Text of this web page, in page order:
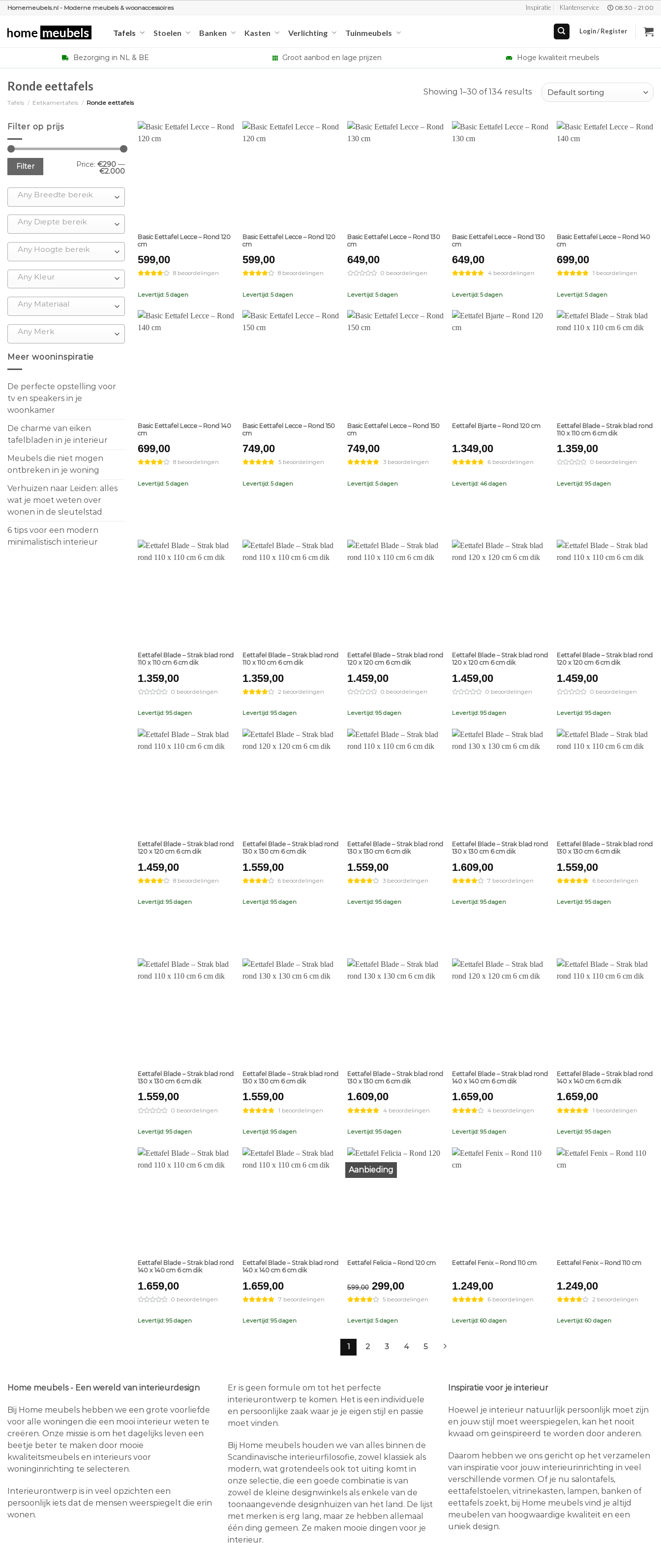
Ga
inhoud
Homemeubels.nl - Moderne meubels & woonaccessoires Inspiratie Klantenservice 08:30 - 21:00
Tafels Stoelen Banken Kasten Verlichting Tuinmeubels Login / Register
Bezorging in NL & BE Groot aanbod en lage prijzen Hoge kwaliteit meubels
Ronde eettafels
Tafels / Eetkamertafels / Ronde eettafels
Showing 1–30 of 134 results
Filter op prijs
Min
price
Max
priceFilter Price: €290—
€2.000
Any Breedte bereik
Any Diepte bereik
Any Hoogte bereik
Any Kleur
Any Materiaal
Any Merk
Meer wooninspiratie
De perfecte opstelling voor
tv en speakers in je
woonkamer
De charme van eiken
tafelbladen in je interieur
Meubels die niet mogen
ontbreken in je woning
Verhuizen naar Leiden: alles
wat je moet weten over
wonen in de sleutelstad
6 tips voor een modern
minimalistisch interieur
Basic Eettafel Lecce – Rond 120
cm
599,00
8 beoordelingen
Levertijd: 5 dagen
Basic Eettafel Lecce – Rond 120
cm
599,00
8 beoordelingen
Levertijd: 5 dagen
Basic Eettafel Lecce – Rond 130
cm
649,00
0 beoordelingen
Levertijd: 5 dagen
Basic Eettafel Lecce – Rond 130
cm
649,00
4 beoordelingen
Levertijd: 5 dagen
Basic Eettafel Lecce – Rond 140
cm
699,00
1 beoordelingen
Levertijd: 5 dagen
Basic Eettafel Lecce – Rond 140
cm
699,00
8 beoordelingen
Levertijd: 5 dagen
Basic Eettafel Lecce – Rond 150
cm
749,00
5 beoordelingen
Levertijd: 5 dagen
Basic Eettafel Lecce – Rond 150
cm
749,00
3 beoordelingen
Levertijd: 5 dagen
Eettafel Bjarte – Rond 120 cm
1.349,00
6 beoordelingen
Levertijd: 46 dagen
Eettafel Blade – Strak blad rond
110 x 110 cm 6 cm dik
1.359,00
0 beoordelingen
Levertijd: 95 dagen
Eettafel Blade – Strak blad rond
110 x 110 cm 6 cm dik
1.359,00
0 beoordelingen
Levertijd: 95 dagen
Eettafel Blade – Strak blad rond
110 x 110 cm 6 cm dik
1.359,00
2 beoordelingen
Levertijd: 95 dagen
Eettafel Blade – Strak blad rond
120 x 120 cm 6 cm dik
1.459,00
0 beoordelingen
Levertijd: 95 dagen
Eettafel Blade – Strak blad rond
120 x 120 cm 6 cm dik
1.459,00
0 beoordelingen
Levertijd: 95 dagen
Eettafel Blade – Strak blad rond
120 x 120 cm 6 cm dik
1.459,00
0 beoordelingen
Levertijd: 95 dagen
Eettafel Blade – Strak blad rond
120 x 120 cm 6 cm dik
1.459,00
8 beoordelingen
Levertijd: 95 dagen
Eettafel Blade – Strak blad rond
130 x 130 cm 6 cm dik
1.559,00
6 beoordelingen
Levertijd: 95 dagen
Eettafel Blade – Strak blad rond
130 x 130 cm 6 cm dik
1.559,00
3 beoordelingen
Levertijd: 95 dagen
Eettafel Blade – Strak blad rond
130 x 130 cm 6 cm dik
1.609,00
7 beoordelingen
Levertijd: 95 dagen
Eettafel Blade – Strak blad rond
130 x 130 cm 6 cm dik
1.559,00
6 beoordelingen
Levertijd: 95 dagen
Eettafel Blade – Strak blad rond
130 x 130 cm 6 cm dik
1.559,00
0 beoordelingen
Levertijd: 95 dagen
Eettafel Blade – Strak blad rond
130 x 130 cm 6 cm dik
1.559,00
1 beoordelingen
Levertijd: 95 dagen
Eettafel Blade – Strak blad rond
130 x 130 cm 6 cm dik
1.609,00
4 beoordelingen
Levertijd: 95 dagen
Eettafel Blade – Strak blad rond
140 x 140 cm 6 cm dik
1.659,00
4 beoordelingen
Levertijd: 95 dagen
Eettafel Blade – Strak blad rond
140 x 140 cm 6 cm dik
1.659,00
1 beoordelingen
Levertijd: 95 dagen
Eettafel Blade – Strak blad rond
140 x 140 cm 6 cm dik
1.659,00
0 beoordelingen
Levertijd: 95 dagen
Eettafel Blade – Strak blad rond
140 x 140 cm 6 cm dik
1.659,00
7 beoordelingen
Levertijd: 95 dagen
Aanbieding
Eettafel Felicia – Rond 120 cm
599,00 Original
price
was:
€599,00.
299,00Current
price
is:
5 beoordelingen
Levertijd: 5 dagen
Eettafel Fenix – Rond 110 cm
1.249,00
6 beoordelingen
Levertijd: 60 dagen
Eettafel Fenix – Rond 110 cm
1.249,00
2 beoordelingen
Levertijd: 60 dagen
1 2 3 4 5
Home meubels - Een wereld van interieurdesign
Bij Home meubels hebben we een grote voorliefde
voor alle woningen die een mooi interieur weten te
creëren. Onze missie is om het dagelijks leven een
beetje beter te maken door mooie
kwaliteitsmeubels en interieurs voor
woninginrichting te selecteren.
Interieurontwerp is in veel opzichten een
persoonlijk iets dat de mensen weerspiegelt die erin
wonen.
Er is geen formule om tot het perfecte
interieurontwerp te komen. Het is een individuele
en persoonlijke zaak waar je je eigen stijl en passie
moet vinden.
Bij Home meubels houden we van alles binnen de
Scandinavische interieurfilosofie, zowel klassiek als
modern, wat grotendeels ook tot uiting komt in
onze selectie, die een goede combinatie is van
zowel de kleine designwinkels als enkele van de
toonaangevende designhuizen van het land. De lijst
met merken is erg lang, maar ze hebben allemaal
één ding gemeen. Ze maken mooie dingen voor je
interieur.
Inspiratie voor je interieur
Hoewel je interieur natuurlijk persoonlijk moet zijn
en jouw stijl moet weerspiegelen, kan het nooit
kwaad om geïnspireerd te worden door anderen.
Daarom hebben we ons gericht op het verzamelen
van inspiratie voor jouw interieurinrichting in veel
verschillende vormen. Of je nu salontafels,
eettafelstoelen, vitrinekasten, lampen, banken of
eettafels zoekt, bij Home meubels vind je altijd
meubelen van hoogwaardige kwaliteit en een
uniek design.